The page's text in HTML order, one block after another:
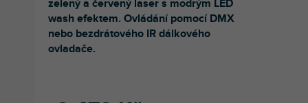
zelený a červený laser s modrým LED
wash efektem. Ovládání pomocí DMX
nebo bezdrátového IR dálkového
ovladače.